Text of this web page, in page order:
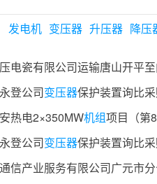
油烟工程采购项目变更公告(二)
～1500m水80～175℃/0～
站及雨水管网改造工程）（二
发电机 变压器 升压器 降压
登公司变压器保护装置询比采购项目
热电2×350MW机组项目（第8.5
登公司变压器保护装置询比采购项目
信产业服务有限公司广元市